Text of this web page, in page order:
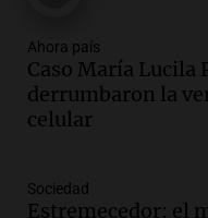
recordó su
siempre:
Viva la Radio
Episodios
más
de Casa del
Ahora país
Caso María Lucila
derrumbaron la
celular
Sociedad
Estremecedor: el